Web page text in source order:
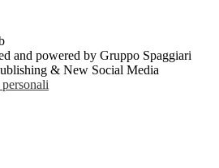
and powered by Gruppo Spaggiari
& New Social Media